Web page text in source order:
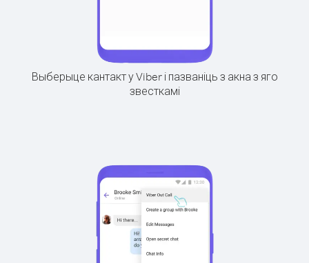
Выберыце кантакт у Viber і пазваніць з акна з яго
звесткамі